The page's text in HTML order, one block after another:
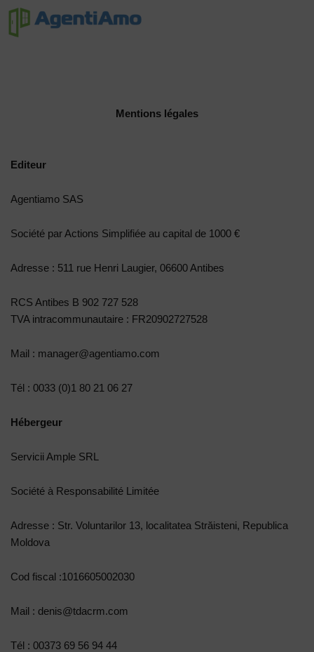
Mentions légales
Editeur
Agentiamo SAS
Société par Actions Simplifiée au capital de 1000 €
Adresse : 511 rue Henri Laugier, 06600 Antibes
RCS Antibes B 902 727 528
TVA intracommunautaire : FR20902727528
Mail : manager@agentiamo.com
Tél : 0033 (0)1 80 21 06 27
Hébergeur
Servicii Ample SRL
Société à Responsabilité Limitée
Adresse : Str. Voluntarilor 13, localitatea Străisteni, Republica
Moldova
Cod fiscal :1016605002030
Mail : denis@tdacrm.com
Tél : 00373 69 56 94 44